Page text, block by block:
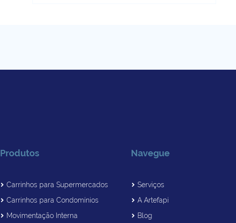
Produtos
Carrinhos para Supermercados
Carrinhos para Condomínios
Movimentação Interna
Navegue
Serviços
A Artefapi
Blog